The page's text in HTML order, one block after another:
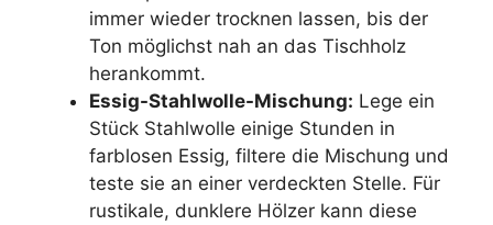
immer wieder trocknen lassen, bis der
Ton möglichst nah an das Tischholz
herankommt.
Essig-Stahlwolle-Mischung: Lege ein
Stück Stahlwolle einige Stunden in
farblosen Essig, filtere die Mischung und
teste sie an einer verdeckten Stelle. Für
rustikale, dunklere Hölzer kann diese